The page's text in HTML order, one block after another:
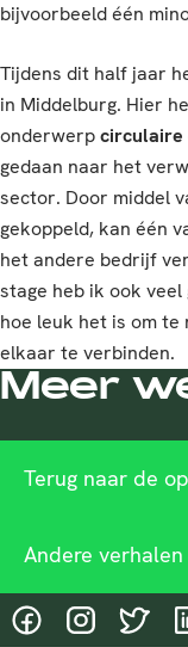
bijvoorbeeld één
Tijdens dit half jaar
in Middelburg. Hier
onderwerpcirculaire
gedaan naar het
sector. Door middel
gekoppeld, kan één
het andere bedrijf
stage heb ik ook
hoe leuk het is om
elkaar te verbinden.
Meer
Terug naar de
Andere verhalen